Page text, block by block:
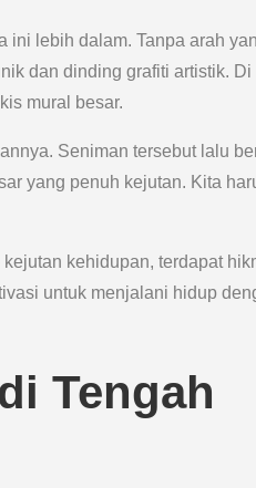
ini lebih dalam. Tanpa arah
dan dinding grafiti artistik. Di
mural besar.
Seniman tersebut lalu
yang penuh kejutan. Kita
kehidupan, terdapat
untuk menjalani hidup
Tengah